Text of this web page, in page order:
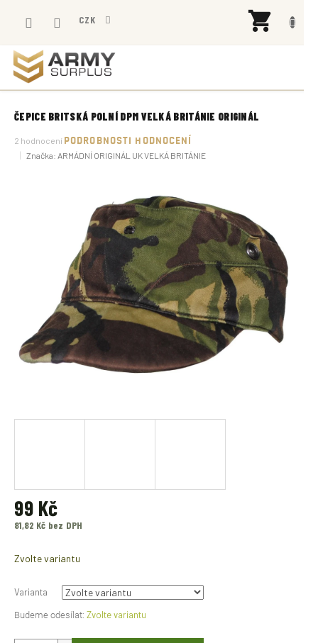
CZK
ČEPICE BRITSKÁ POLNÍ DPM VELKÁ BRITÁNIE ORIGINÁL
Průměrné
hodnocení
produktu
2 hodnocení PODROBNOSTI HODNOCENÍ
Značka: ARMÁDNÍ ORIGINÁL UK VELKÁ BRITÁNIE
99 Kč
81,82 Kč bez DPH
cena:
Zvolte variantu
Varianta
Zvolte variantu